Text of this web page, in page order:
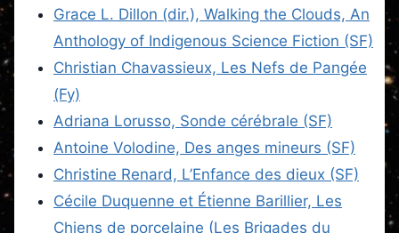
Grace L. Dillon (dir.), Walking the Clouds, An
Anthology of Indigenous Science Fiction (SF)
Christian Chavassieux, Les Nefs de Pangée
(Fy)
Adriana Lorusso, Sonde cérébrale (SF)
Antoine Volodine, Des anges mineurs (SF)
Christine Renard, L’Enfance des dieux (SF)
Cécile Duquenne et Étienne Barillier, Les
Chiens de porcelaine (Les Brigades du